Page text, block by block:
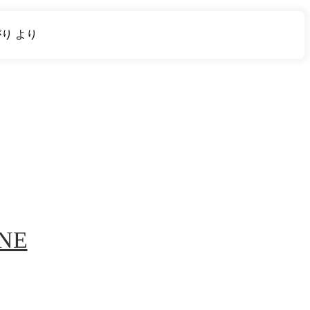
より